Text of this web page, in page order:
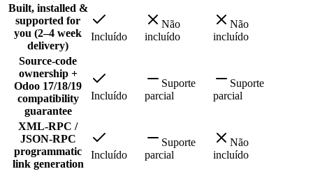
Built, installed &
supported for
you (2–4 week
delivery)
Incluído
Não
incluído
Não
incluído
Source-code
ownership +
Odoo 17/18/19
compatibility
guarantee
Incluído
Suporte
parcial
Suporte
parcial
XML-RPC /
JSON-RPC
programmatic
link generation
Incluído
Suporte
parcial
Não
incluído